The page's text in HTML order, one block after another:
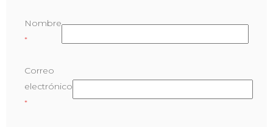
Nombre
*
Correo
electrónico
*